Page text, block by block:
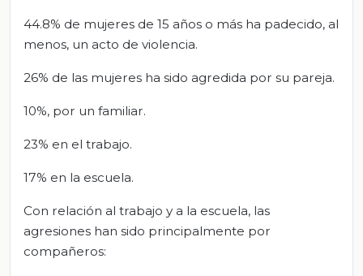
44.8% de mujeres de 15 años o más ha padecido, al
menos, un acto de violencia.
26% de las mujeres ha sido agredida por su pareja.
10%, por un familiar.
23% en el trabajo.
17% en la escuela.
Con relación al trabajo y a la escuela, las
agresiones han sido principalmente por
compañeros: